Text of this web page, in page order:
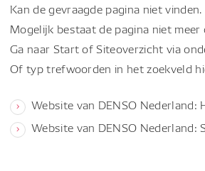
Kan de gevraagde pagina niet vinden.
Mogelijk bestaat de pagina niet meer
Ga naar Start of Siteoverzicht via
Of typ trefwoorden in het zoekveld
Website van DENSO Nederland:
Website van DENSO Nederland: